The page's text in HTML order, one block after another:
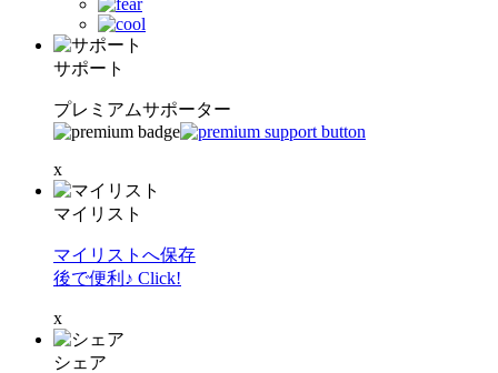
サポート
プレミアムサポーター
x
マイリスト
マイリストへ保存
後で便利♪ Click!
x
シェア